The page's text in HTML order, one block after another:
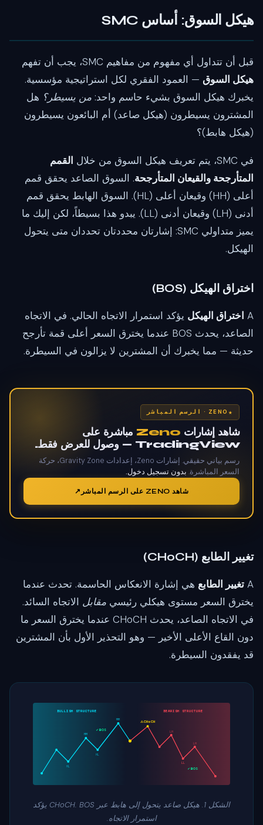
هيكل السوق: أساس SMC
قبل أن تتداول أي مفهوم من مفاهيم SMC، يجب أن تفهم
هيكل السوق — العمود الفقري لكل استراتيجية مؤسسية.
يخبرك هيكل السوق بشيء حاسم واحد: من يسيطر؟ هل
المشترون يسيطرون (هيكل صاعد) أم البائعون يسيطرون
(هيكل هابط)؟
في SMC، يتم تعريف هيكل السوق من خلال
القمم
المتأرجحة والقيعان المتأرجحة. السوق الصاعد يحقق قمم
أعلى (HH) وقيعان أعلى (HL). السوق الهابط يحقق قمم
أدنى (LH) وقيعان أدنى (LL). يبدو هذا بسيطاً، لكن إليك ما
يميز متداولي SMC: إشارتان محددتان تحددان متى يتحول
الهيكل.
اختراق الهيكل (BOS)
A اختراق الهيكل يؤكد استمرار الاتجاه الحالي. في الاتجاه
الصاعد، يحدث BOS عندما يخترق السعر أعلى قمة تأرجح
حديثة — مما يخبرك أن المشترين لا يزالون في السيطرة.
ZENO · الرسم المباشر
شاهد إشارات Zeno مباشرة على
TradingView — وصول للعرض فقط.
رسم بياني حقيقي. إشارات Zeno، إعدادات Gravity Zone، حركة
السعر المباشرة. بدون تسجيل دخول.
شاهد ZENO على الرسم المباشر
تغيير الطابع (CHoCH)
A تغيير الطابع هي إشارة الانعكاس الحاسمة. تحدث عندما
يخترق السعر مستوى هيكلي رئيسي مقابل الاتجاه السائد.
في الاتجاه الصاعد، يحدث CHoCH عندما يخترق السعر ما
دون القاع الأعلى الأخير — وهو التحذير الأول بأن المشترين
قد يفقدون السيطرة.
BULLISH STRUCTURE BEARISH STRUCTURE
HH
HH
HL
HL
BOS ✓
CHoCH ⚠
LH
LH
LL
BOS ✓
الشكل 1. هيكل صاعد يتحول إلى هابط عبر CHoCH. BOS يؤكد
استمرار الاتجاه.